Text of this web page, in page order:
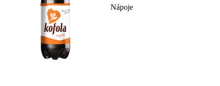
Nápoje